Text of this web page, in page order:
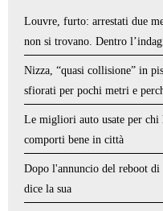
Louvre, furto: arrestati due
non si trovano. Dentro
Nizza, “quasi collisione” in
sfiorati per pochi metri e
Le migliori auto usate per chi
comporti bene in città
Dopo l'annuncio del reboot
dice la sua